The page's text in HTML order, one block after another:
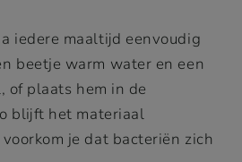
iedere maaltijd eenvoudig
beetje warm water en een
of plaats hem in de
blijft het materiaal
je dat bacteriën zich